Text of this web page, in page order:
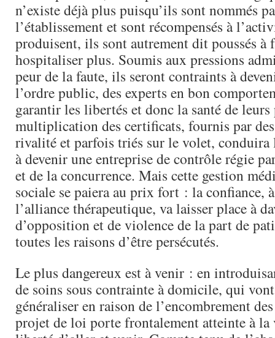
n’existe déjà plus puisqu’ils sont nommés
l’établissement et sont récompensés à
produisent, ils sont autrement dit poussés à
hospitaliser plus. Soumis aux pressions
peur de la faute, ils seront contraints à
l’ordre public, des experts en bon
garantir les libertés et donc la santé de
multiplication des certificats, fournis par
rivalité et parfois triés sur le volet, conduira
à devenir une entreprise de contrôle régie
et de la concurrence. Mais cette gestion
sociale se paiera au prix fort : la confiance,
l’alliance thérapeutique, va laisser place à
d’opposition et de violence de la part de
toutes les raisons d’être persécutés.
Le plus dangereux est à venir : en
de soins sous contrainte à domicile, qui
généraliser en raison de l’encombrement
projet de loi porte frontalement atteinte à la